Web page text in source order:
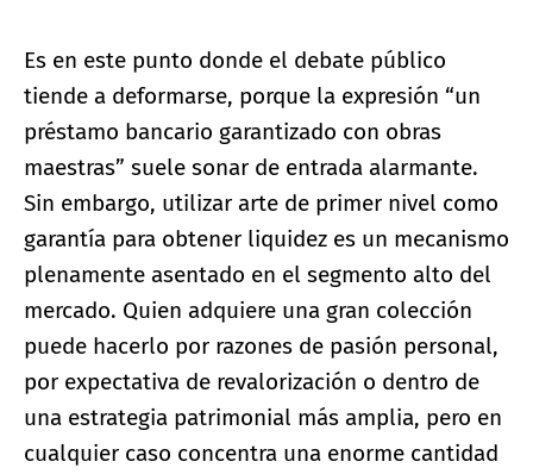
Es en este punto donde el debate público
tiende a deformarse, porque la expresión “un
préstamo bancario garantizado con obras
maestras” suele sonar de entrada alarmante.
Sin embargo, utilizar arte de primer nivel como
garantía para obtener liquidez es un mecanismo
plenamente asentado en el segmento alto del
mercado. Quien adquiere una gran colección
puede hacerlo por razones de pasión personal,
por expectativa de revalorización o dentro de
una estrategia patrimonial más amplia, pero en
cualquier caso concentra una enorme cantidad